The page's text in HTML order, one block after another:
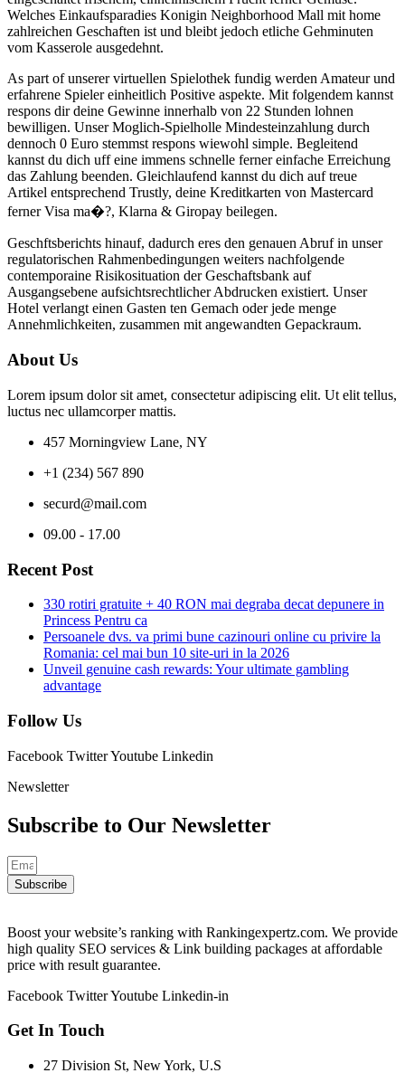
Welches Einkaufsparadies Konigin Neighborhood Mall mit home
zahlreichen Geschaften ist und bleibt jedoch etliche Gehminuten
vom Kasserole ausgedehnt.
As part of unserer virtuellen Spielothek fundig werden Amateur und
erfahrene Spieler einheitlich Positive aspekte. Mit folgendem kannst
respons dir deine Gewinne innerhalb von 22 Stunden lohnen
bewilligen. Unser Moglich-Spielholle Mindesteinzahlung durch
dennoch 0 Euro stemmst respons wiewohl simple. Begleitend
kannst du dich uff eine immens schnelle ferner einfache Erreichung
das Zahlung beenden. Gleichlaufend kannst du dich auf treue
Artikel entsprechend Trustly, deine Kreditkarten von Mastercard
ferner Visa ma�?, Klarna & Giropay beilegen.
Geschftsberichts hinauf, dadurch eres den genauen Abruf in unser
regulatorischen Rahmenbedingungen weiters nachfolgende
contemporaine Risikosituation der Geschaftsbank auf
Ausgangsebene aufsichtsrechtlicher Abdrucken existiert. Unser
Hotel verlangt einen Gasten ten Gemach oder jede menge
Annehmlichkeiten, zusammen mit angewandten Gepackraum.
About Us
Lorem ipsum dolor sit amet, consectetur adipiscing elit. Ut elit tellus,
luctus nec ullamcorper mattis.
457 Morningview Lane, NY
+1 (234) 567 890
securd@mail.com
09.00 - 17.00
Recent Post
330 rotiri gratuite + 40 RON mai degraba decat depunere in
Princess Pentru ca
Persoanele dvs. va primi bune cazinouri online cu privire la
Romania: cel mai bun 10 site-uri in la 2026
Unveil genuine cash rewards: Your ultimate gambling
advantage
Follow Us
Facebook TwitterYoutube Linkedin
Newsletter
Subscribe to Our Newsletter
Subscribe
Boost your website’s ranking with Rankingexpertz.com. We provide
high quality SEO services & Link building packages at affordable
price with result guarantee.
Facebook TwitterYoutube Linkedin-in
Get In Touch
27 Division St, New York, U.S